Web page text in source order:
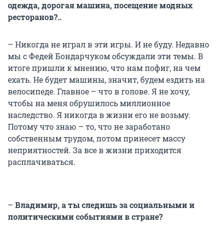
одежда, дорогая машина, посещение модных
ресторанов?..
– Никогда не играл в эти игры. И не буду. Недавно
мы с Федей Бондарчуком обсуждали эти темы. В
итоге пришли к мнению, что нам пофиг, на чем
ехать. Не будет машины, значит, будем ездить на
велосипеде. Главное – что в голове. Я не хочу,
чтобы на меня обрушилось миллионное
наследство. Я никогда в жизни его не возьму.
Потому что знаю – то, что не заработано
собственным трудом, потом принесет массу
неприятностей. За все в жизни приходится
расплачиваться.
– Владимир, а ты следишь за социальными и
политическими событиями в стране?